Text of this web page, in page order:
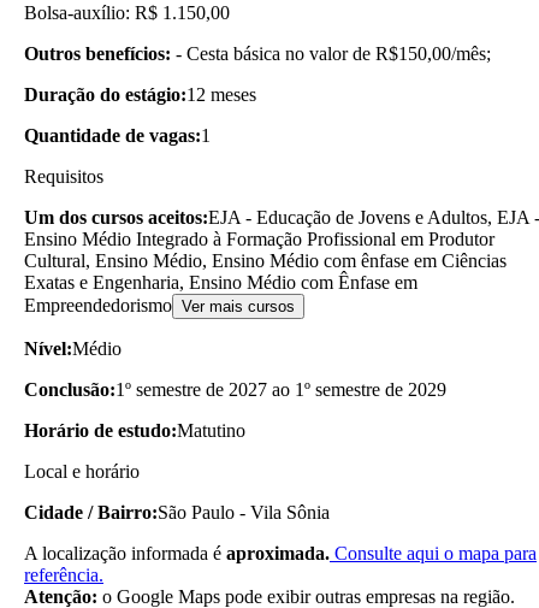
Bolsa-auxílio: R$ 1.150,00
Outros benefícios: - Cesta básica no valor de R$150,00/mês;
Duração do estágio:12 meses
Quantidade de vagas:1
Requisitos
Um dos cursos aceitos:EJA - Educação de Jovens e Adultos, EJA -
Ensino Médio Integrado à Formação Profissional em Produtor
Cultural, Ensino Médio, Ensino Médio com ênfase em Ciências
Exatas e Engenharia, Ensino Médio com Ênfase em
Empreendedorismo Ver mais cursos
Nível:Médio
Conclusão:1º semestre de 2027 ao 1º semestre de 2029
Horário de estudo:Matutino
Local e horário
Cidade / Bairro:São Paulo - Vila Sônia
A localização informada é aproximada. Consulte aqui o mapa para
referência.
Atenção: o Google Maps pode exibir outras empresas na região.